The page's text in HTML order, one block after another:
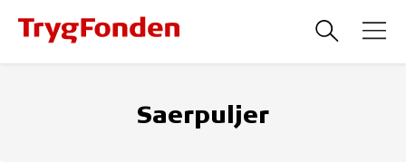
Saerpuljer